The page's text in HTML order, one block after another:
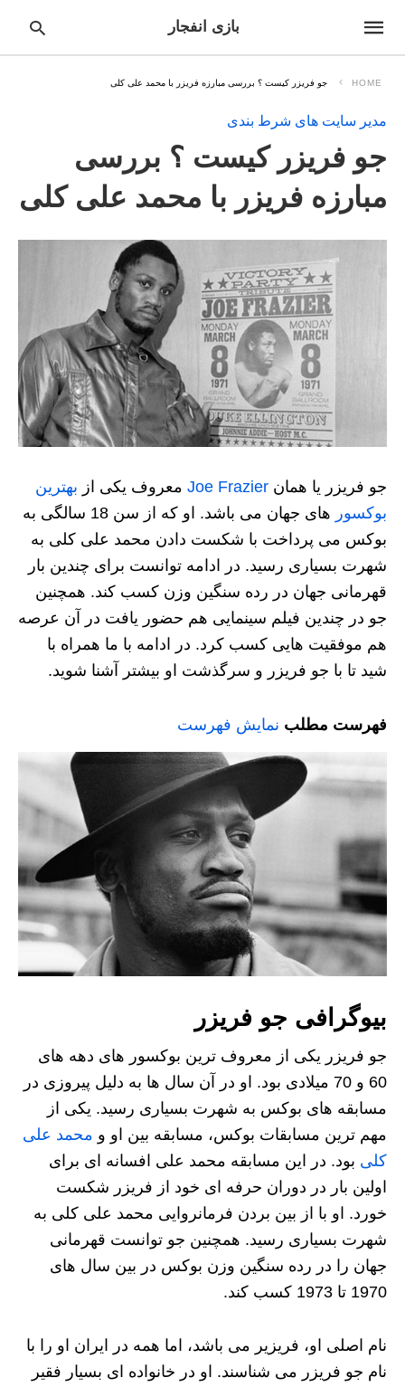
بازی انفجار
HOME جو فریزر کیست ؟ بررسی مبارزه فریزر با محمد علی کلی
مدیر سایت های شرط بندی
جو فریزر کیست ؟ بررسی
مبارزه فریزر با محمد علی کلی
جو فریزر یا همان Joe Frazier معروف یکی از بهترین
بوکسور
های جهان می باشد. او که از سن 18 سالگی به
بوکس می پرداخت با شکست دادن محمد علی کلی به
شهرت بسیاری رسید. در ادامه توانست برای چندین بار
قهرمانی جهان در رده سنگین وزن کسب کند. همچنین
جو در چندین فیلم سینمایی هم حضور یافت در آن عرصه
هم موفقیت هایی کسب کرد. در ادامه با ما همراه با
شید تا با جو فریزر و سرگذشت او بیشتر آشنا شوید.
فهرست مطلب نمایش فهرست
بیوگرافی جو فریزر
جو فریزر یکی از معروف ترین بوکسور های دهه های
60 و 70 میلادی بود. او در آن سال ها به دلیل پیروزی در
مسابقه های بوکس به شهرت بسیاری رسید. یکی از
مهم ترین مسابقات بوکس، مسابقه بین او و محمد علی
کلی بود. در این مسابقه محمد علی افسانه ای برای
اولین بار در دوران حرفه ای خود از فریزر شکست
خورد. او با از بین بردن فرمانروایی محمد علی کلی به
شهرت بسیاری رسید. همچنین جو توانست قهرمانی
جهان را در رده سنگین ‌وزن بوکس در بین سال ‌های
1970 تا 1973 کسب کند.
نام اصلی او، فریزیر می باشد، اما همه در ایران او را با
نام جو فریزر می شناسند. او در خانواده ای بسیار فقیر